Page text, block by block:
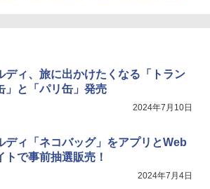
ディ、旅に出かけたくなる「トラン
」と「パリ缶」発売
2024年7月10日
ディ「ネコバッグ」をアプリとWeb
トで事前抽選販売！
2024年7月4日